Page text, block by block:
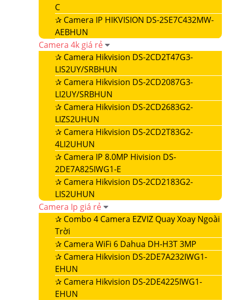
C
✰ Camera IP HIKVISION DS-2SE7C432MW-
AEBHUN
Camera 4k giá rẻ
✰ Camera Hikvision DS-2CD2T47G3-
LIS2UY/SRBHUN
✰ Camera Hikvision DS-2CD2087G3-
LI2UY/SRBHUN
✰ Camera Hikvision DS-2CD2683G2-
LIZS2UHUN
✰ Camera Hikvision DS-2CD2T83G2-
4LI2UHUN
✰ Camera IP 8.0MP Hivision DS-
2DE7A825IWG1-E
✰ Camera Hikvision DS-2CD2183G2-
LIS2UHUN
Camera Ip giá rẻ
✰ Combo 4 Camera EZVIZ Quay Xoay Ngoài
Trời
✰ Camera WiFi 6 Dahua DH-H3T 3MP
✰ Camera Hikvision DS-2DE7A232IWG1-
EHUN
✰ Camera Hikvision DS-2DE4225IWG1-
EHUN